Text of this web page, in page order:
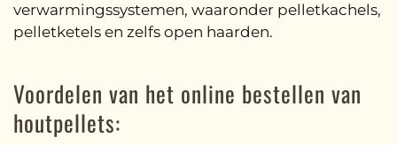
verwarmingssystemen, waaronder pelletkachels,
pelletketels en zelfs open haarden.
Voordelen van het online bestellen van
houtpellets: